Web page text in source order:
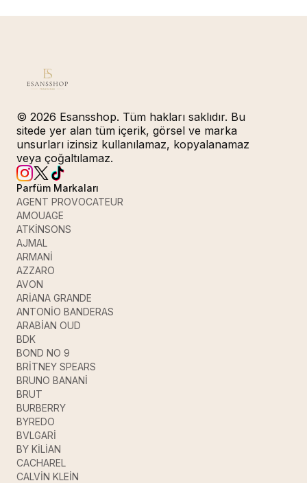
© 2026 Esansshop. Tüm hakları saklıdır. Bu
sitede yer alan tüm içerik, görsel ve marka
unsurları izinsiz kullanılamaz, kopyalanamaz
veya çoğaltılamaz.
Parfüm Markaları
AGENT PROVOCATEUR
AMOUAGE
ATKİNSONS
AJMAL
ARMANİ
AZZARO
AVON
ARİANA GRANDE
ANTONİO BANDERAS
ARABİAN OUD
BDK
BOND NO 9
BRİTNEY SPEARS
BRUNO BANANİ
BRUT
BURBERRY
BYREDO
BVLGARİ
BY KİLİAN
CACHAREL
CALVİN KLEİN